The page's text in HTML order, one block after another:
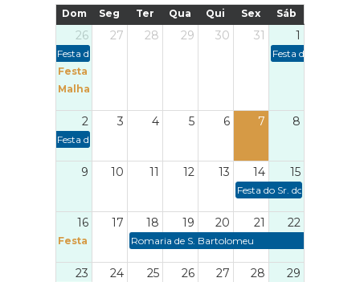
Dom Seg Ter Qua Qui Sex Sáb
26
Festa de S. Tiago
Festa Santa Ana
Malhada do Centeio
27 28 29 30 31 1
Festa de S. Pedro e
2
Festa de S. Pedro e N.ª Sr.ª das Dores
3 4 5 6 7 8
9 10 11 12 13 14
Festa do Sr. dos Milagres e
15
16
Festa de N.ª Sr.ª de Fátima
17 18
Romaria de S. Bartolomeu
19 20 21 22
23 24 25 26 27 28 29